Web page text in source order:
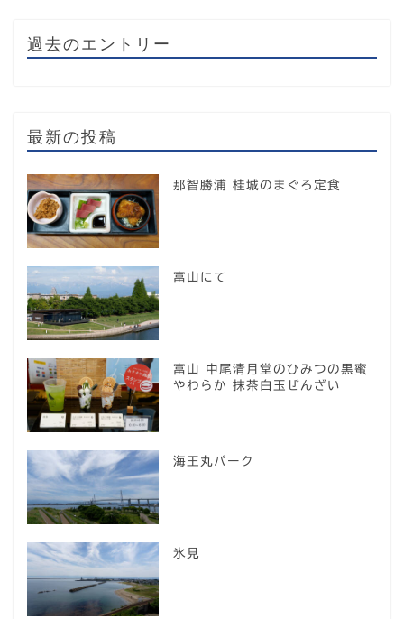
過去のエントリー
最新の投稿
那智勝浦 桂城のまぐろ定食
富山にて
富山 中尾清月堂のひみつの黒蜜
やわらか 抹茶白玉ぜんざい
海王丸パーク
氷見